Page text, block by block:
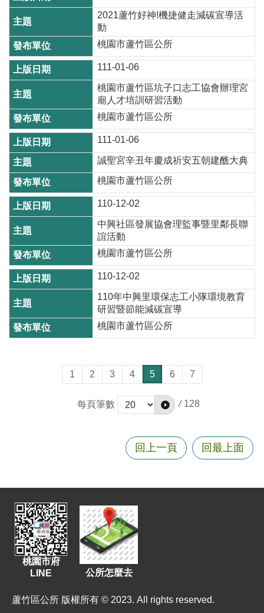
政
府
網
站
資
料
開
放
宣
告
網
站
安
全
政
策
2021蘆竹好神!機捷健走減碳宣導活
動
桃園市蘆竹區公所
111-01-06
桃園市蘆竹區坑子口志工協會辦理宮
廟人才培訓研習活動
桃園市蘆竹區公所
111-01-06
誠聖宮辛丑年慶成祈安五朝建醮大典
桃園市蘆竹區公所
110-12-02
中興社區發展協會理監事暨里鄰長聯
誼活動
桃園市蘆竹區公所
110-12-02
110年中興里環保志工小隊環境教育
研習暨節能減碳宣導
桃園市蘆竹區公所
1 2 3 4 5 6 7
每頁筆數 / 128
回上一頁 回最上面
桃園市府
LINE
公所怎麼去
蘆竹區公所 版權所有 © 2023. All rights reserved.